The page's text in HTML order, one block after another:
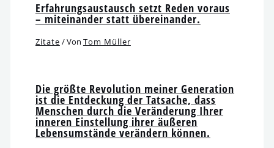
Erfahrungsaustausch setzt Reden vor­aus
– mit­ein­an­der statt übereinander.
Zitate / Von Tom Müller
Die größ­te Revolution mei­ner Generation
ist die Entdeckung der Tatsache, dass
Menschen durch die Veränderung Ihrer
inne­ren Einstellung ihrer äuße­ren
Lebensumstände ver­än­dern können.